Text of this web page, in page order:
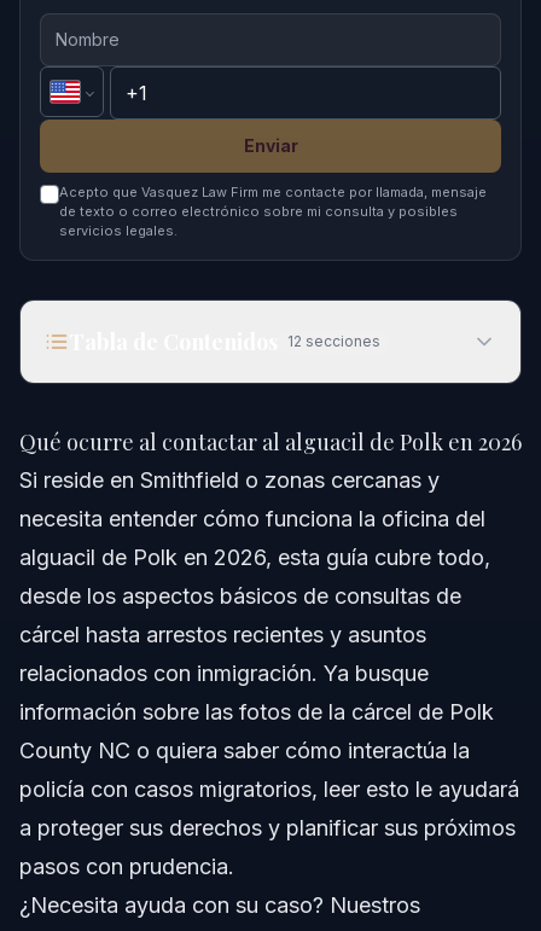
Enviar
Acepto que Vasquez Law Firm me contacte por llamada, mensaje
de texto o correo electrónico sobre mi consulta y posibles
servicios legales.
12 secciones
Respuesta Rápida
Comprendiendo al alguacil de Polk y las
consultas de cárcel
Paso a Paso: Cómo contactar al alguacil de Polk
Documentos que puede necesitar al contactar al
alguacil
Cronología: Qué esperar después de contactar al
alguacil de Polk
Errores comunes al tratar con el alguacil de Polk
Notas de Jurisdicción sobre Inmigración y
Aplicación de la Ley
Notas de Carolina del Norte
Qué ocurre al contactar al alguacil de Polk en 2026
Si reside en Smithfield o zonas cercanas y
necesita entender cómo funciona la oficina del
alguacil de Polk en 2026, esta guía cubre todo,
desde los aspectos básicos de consultas de
cárcel hasta arrestos recientes y asuntos
relacionados con inmigración. Ya busque
información sobre las fotos de la cárcel de Polk
County NC o quiera saber cómo interactúa la
policía con casos migratorios, leer esto le ayudará
a proteger sus derechos y planificar sus próximos
pasos con prudencia.
¿Necesita ayuda con su caso? Nuestros